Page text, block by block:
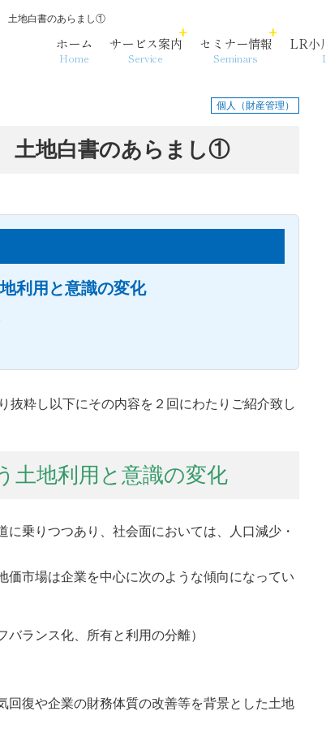
ホーム
Home
サービス案内
Service
セミナー情報
Seminars
LR小
土地白書のあらまし①
個人（財産管理）
土地白書のあらまし①
利用と意識の変化
抜粋し以下にその内容を２回にわたりご紹介致し
土地利用と意識の変化
乗りつつあり、社会面においては、人口減少・
価市場は企業を中心に次のような傾向になってい
ランス化、所有と利用の分離）
復や企業の財務体質の改善等を背景とした土地